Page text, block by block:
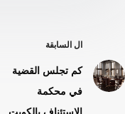
ال السابقة
كم تجلس القضية
في محكمة